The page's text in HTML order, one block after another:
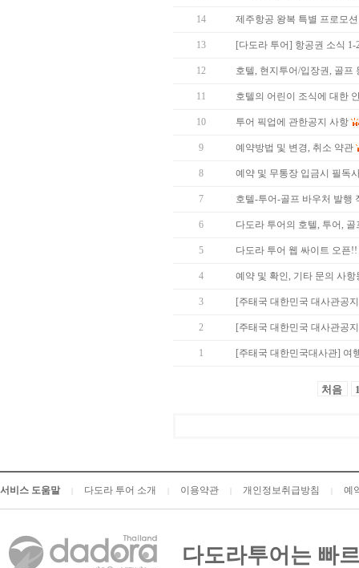
14 제주항공 왕복 특별 프로모
13 [다도라 투어] 항공권 소식
12 호텔, 현지투어/입장권, 골
11 호텔의 어린이 조식에 대한
10 투어 픽업에 관한공지 사항
9 예약방법 및 변경, 취소 약관
8 예약 및 무통장 입금시 필독
7 호텔-투어-골프 바우처 발행
6 다도라 투어의 호텔, 투어,
5 다도라 투어 웹 싸이트 오픈!!
4 예약 및 확인, 기타 문의 사
3 [주태국 대한민국 대사관공
2 [주태국 대한민국 대사관공
1 [주태국 대한민국대사관]
처음
서비스 도움말 다도라 투어 소개 이용약관 개인정보취급방침 예
다도라투어는 빠